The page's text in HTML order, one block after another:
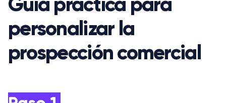
personalizar la
prospección comercial